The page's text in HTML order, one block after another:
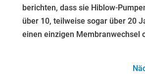
berichten, dass sie Hiblow-
über 10, teilweise sogar über 20
einen einzigen Membranwechsel